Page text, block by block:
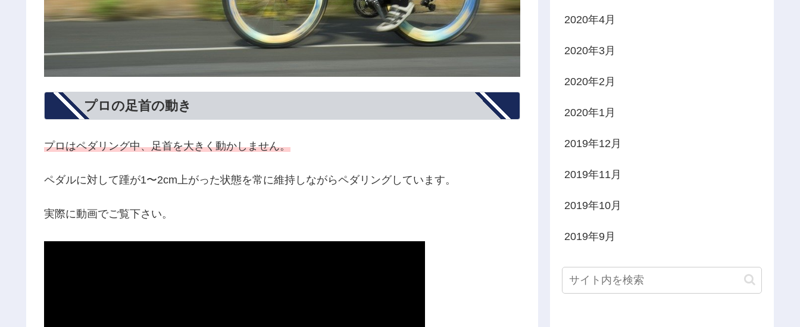
プロの足首の動き
プロはペダリング中、足首を大きく動かしません。
ペダルに対して踵が1〜2cm上がった状態を常に維持しながらペダリングしています。
実際に動画でご覧下さい。
2020年4月
2020年3月
2020年2月
2020年1月
2019年12月
2019年11月
2019年10月
2019年9月